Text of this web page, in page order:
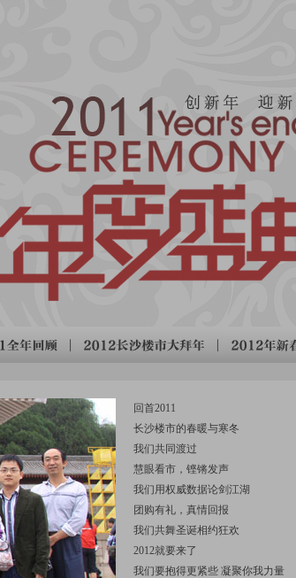
回首2011
长沙楼市的春暖与寒冬
我们共同渡过
慧眼看市，铿锵发声
我们用权威数据论剑江湖
团购有礼，真情回报
我们共舞圣诞相约狂欢
2012就要来了
我们要抱得更紧些 凝聚你我力量